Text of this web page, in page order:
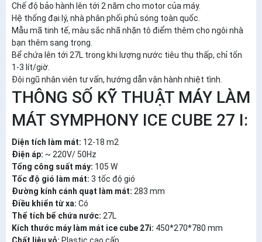
Chế độ bảo hành lên tới 2 năm cho motor của máy.
Hệ thống đại lý, nhà phân phối phủ sóng toàn quốc.
Mẫu mã tinh tế, màu sắc nhã nhặn tô điểm thêm cho ngôi nhà
bạn thêm sang trọng.
Bể chứa lên tới 27L trong khi lượng nước tiêu thụ thấp, chỉ tốn
1-3 lít/giờ.
Đội ngũ nhân viên tư vấn, hướng dẫn vận hành nhiệt tình.
THÔNG SỐ KỸ THUẬT MÁY LÀM
MÁT SYMPHONY ICE CUBE 27 I:
Diện tích làm mát: 12-18 m2
Điện áp: ~ 220V/ 50Hz
Tổng công suất máy: 105 W
Tốc độ gió làm mát: 3 tốc độ gió
Đường kính cánh quạt làm mát: 283 mm
Điều khiển từ xa: Có
Thể tích bể chứa nước: 27L
Kích thước máy làm mát ice cube 27i: 450*270*780 mm